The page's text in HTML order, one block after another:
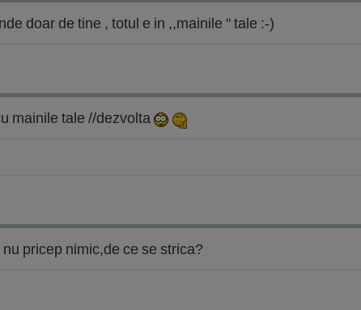
doar de tine , totul e in ,,mainile " tale :-)
mainile tale //dezvolta
pricep nimic,de ce se strica?